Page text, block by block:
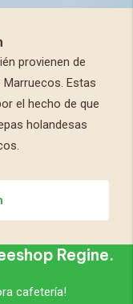
provienen de
Estas
el hecho de que
holandesas
Regine.
cafetería!